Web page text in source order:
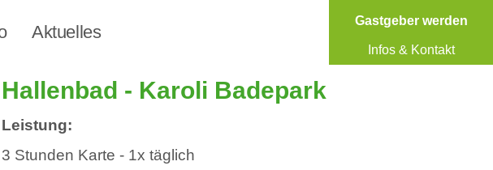
Aktuelles
Gastgeber werden
Infos & Kontakt
Hallenbad - Karoli Badepark
Leistung:
3 Stunden Karte - 1x täglich